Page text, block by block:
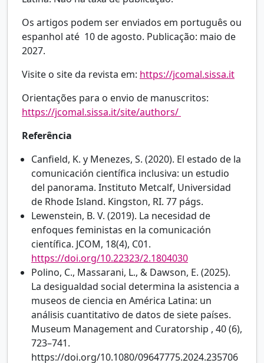
Os artigos podem ser enviados em português ou
espanhol até 10 de agosto. Publicação: maio de
2027.
Visite o site da revista em: https://jcomal.sissa.it
Orientações para o envio de manuscritos:
https://jcomal.sissa.it/site/authors/
Referência
Canfield, K. y Menezes, S. (2020). El estado de la
comunicación científica inclusiva: un estudio
del panorama. Instituto Metcalf, Universidad
de Rhode Island. Kingston, RI. 77 págs.
Lewenstein, B. V. (2019). La necesidad de
enfoques feministas en la comunicación
científica. JCOM, 18(4), C01.
https://doi.org/10.22323/2.1804030
Polino, C., Massarani, L., & Dawson, E. (2025).
La desigualdad social determina la asistencia a
museos de ciencia en América Latina: un
análisis cuantitativo de datos de siete países.
Museum Management and Curatorship , 40 (6),
723–741.
https://doi.org/10.1080/09647775.2024.235706